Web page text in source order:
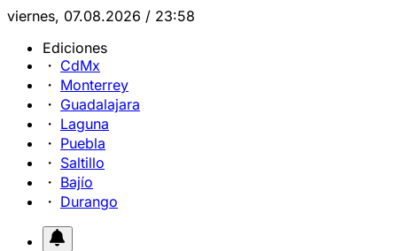
viernes, 07.08.2026 / 23:58
Ediciones
CdMx
Monterrey
Guadalajara
Laguna
Puebla
Saltillo
Bajío
Durango